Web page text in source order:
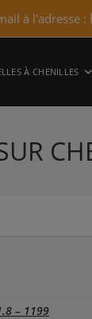
à l'adresse :
À CHENILLES
– 1199